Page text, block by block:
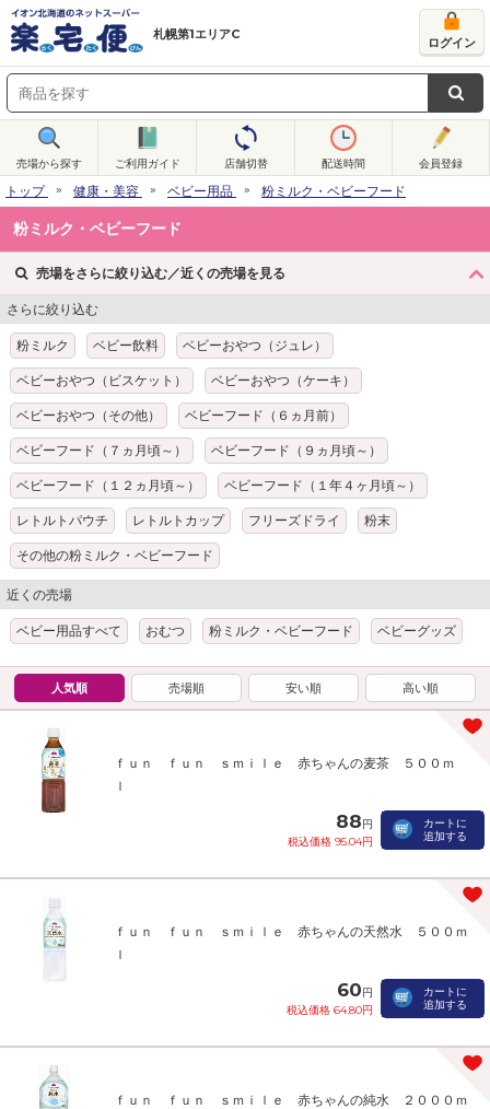
札幌第1エリアC
ログイン
売場から探す ご利用ガイド 店舗切替 配送時間 会員登録
トップ 健康・美容 ベビー用品 粉ミルク・ベビーフード
粉ミルク・ベビーフード
売場をさらに絞り込む／近くの売場を見る
さらに絞り込む
粉ミルク ベビー飲料 ベビーおやつ（ジュレ）
ベビーおやつ（ビスケット） ベビーおやつ（ケーキ）
ベビーおやつ（その他） ベビーフード（６ヵ月前）
ベビーフード（７ヵ月頃～） ベビーフード（９ヵ月頃～）
ベビーフード（１２ヵ月頃～） ベビーフード（１年４ヶ月頃～）
レトルトパウチ レトルトカップ フリーズドライ 粉末
その他の粉ミルク・ベビーフード
近くの売場
ベビー用品すべて おむつ 粉ミルク・ベビーフード ベビーグッズ
人気順 売場順 安い順 高い順
ｆｕｎ ｆｕｎ ｓｍｉｌｅ 赤ちゃんの麦茶 ５００ｍ
ｌ
88円
税込価格 95.04円
カートに
追加する
ｆｕｎ ｆｕｎ ｓｍｉｌｅ 赤ちゃんの天然水 ５００ｍ
ｌ
60円
税込価格 64.80円
カートに
追加する
ｆｕｎ ｆｕｎ ｓｍｉｌｅ 赤ちゃんの純水 ２０００ｍ